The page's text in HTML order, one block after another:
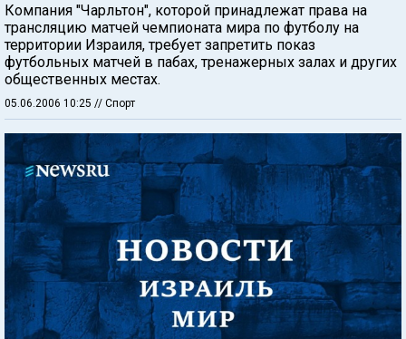
Компания "Чарльтон", которой принадлежат права на
трансляцию матчей чемпионата мира по футболу на
территории Израиля, требует запретить показ
футбольныx матчей в пабах, тренажерных залах и других
общественных местах.
05.06.2006 10:25 // Спорт